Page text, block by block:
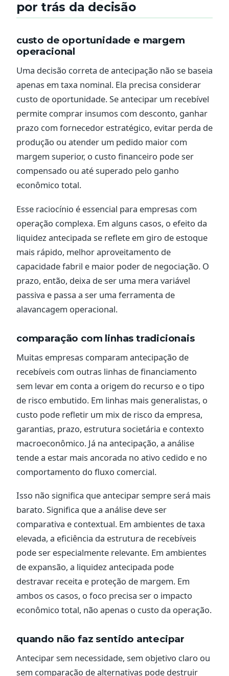
por trás da decisão
custo de oportunidade e margem
operacional
Uma decisão correta de antecipação não se baseia
apenas em taxa nominal. Ela precisa considerar
custo de oportunidade. Se antecipar um recebível
permite comprar insumos com desconto, ganhar
prazo com fornecedor estratégico, evitar perda de
produção ou atender um pedido maior com
margem superior, o custo financeiro pode ser
compensado ou até superado pelo ganho
econômico total.
Esse raciocínio é essencial para empresas com
operação complexa. Em alguns casos, o efeito da
liquidez antecipada se reflete em giro de estoque
mais rápido, melhor aproveitamento de
capacidade fabril e maior poder de negociação. O
prazo, então, deixa de ser uma mera variável
passiva e passa a ser uma ferramenta de
alavancagem operacional.
comparação com linhas tradicionais
Muitas empresas comparam antecipação de
recebíveis com outras linhas de financiamento
sem levar em conta a origem do recurso e o tipo
de risco embutido. Em linhas mais generalistas, o
custo pode refletir um mix de risco da empresa,
garantias, prazo, estrutura societária e contexto
macroeconômico. Já na antecipação, a análise
tende a estar mais ancorada no ativo cedido e no
comportamento do fluxo comercial.
Isso não significa que antecipar sempre será mais
barato. Significa que a análise deve ser
comparativa e contextual. Em ambientes de taxa
elevada, a eficiência da estrutura de recebíveis
pode ser especialmente relevante. Em ambientes
de expansão, a liquidez antecipada pode
destravar receita e proteção de margem. Em
ambos os casos, o foco precisa ser o impacto
econômico total, não apenas o custo da operação.
quando não faz sentido antecipar
Antecipar sem necessidade, sem objetivo claro ou
sem comparação de alternativas pode destruir